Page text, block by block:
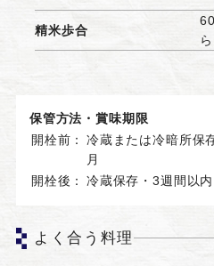
精米歩合
ら
保管方法・賞味期限
開栓前：
冷蔵または冷暗所保
月
開栓後：
冷蔵保存・3週間以内
よく合う料理